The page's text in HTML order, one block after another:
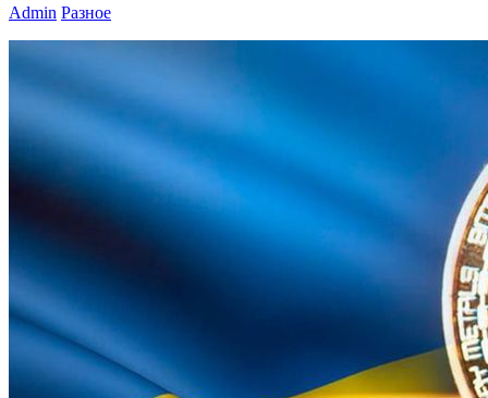
Admin Разное